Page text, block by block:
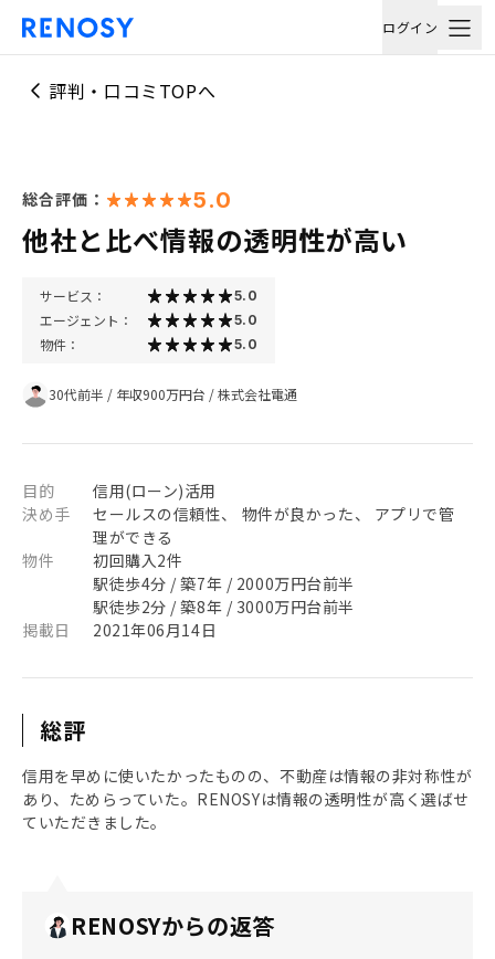
ログイン
評判・口コミTOPへ
総合評価： 5.0
他社と比べ情報の透明性が高い
サービス： 5.0
エージェント： 5.0
物件： 5.0
30代前半 / 年収900万円台 /株式会社電通
目的
信用(ローン)活用
決め手
セールスの信頼性、 物件が良かった、 アプリで管
理ができる
物件
初回購入2件
駅徒歩4分 / 築7年 / 2000万円台前半
駅徒歩2分 / 築8年 / 3000万円台前半
掲載日
2021年06月14日
総評
信用を早めに使いたかったものの、不動産は情報の非対称性が
あり、ためらっていた。RENOSYは情報の透明性が高く選ばせ
ていただきました。
RENOSYからの返答